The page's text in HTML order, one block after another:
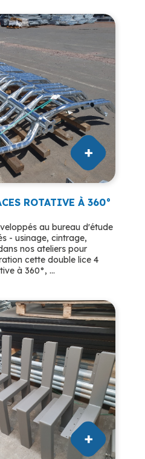
ROTATIVE À 360°
au bureau d'étude
- usinage, cintrage,
nos ateliers pour
cette double lice 4
à 360°, ...